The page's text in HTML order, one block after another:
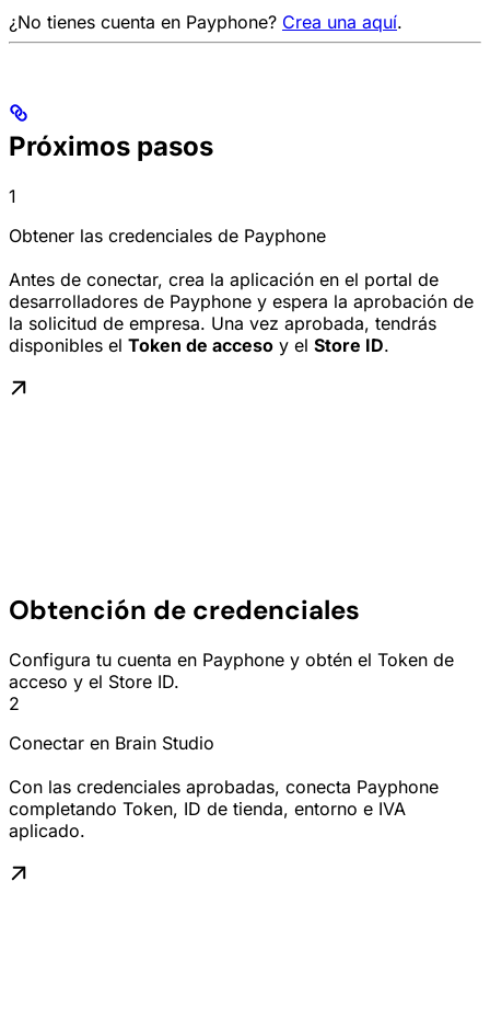
¿No tienes cuenta en Payphone? Crea una aquí.
Próximos pasos
1
Obtener las credenciales de Payphone
Antes de conectar, crea la aplicación en el portal de
desarrolladores de Payphone y espera la aprobación de
la solicitud de empresa. Una vez aprobada, tendrás
disponibles el Token de acceso y el Store ID.
Obtención de credenciales
Configura tu cuenta en Payphone y obtén el Token de
acceso y el Store ID.
2
Conectar en Brain Studio
Con las credenciales aprobadas, conecta Payphone
completando Token, ID de tienda, entorno e IVA
aplicado.